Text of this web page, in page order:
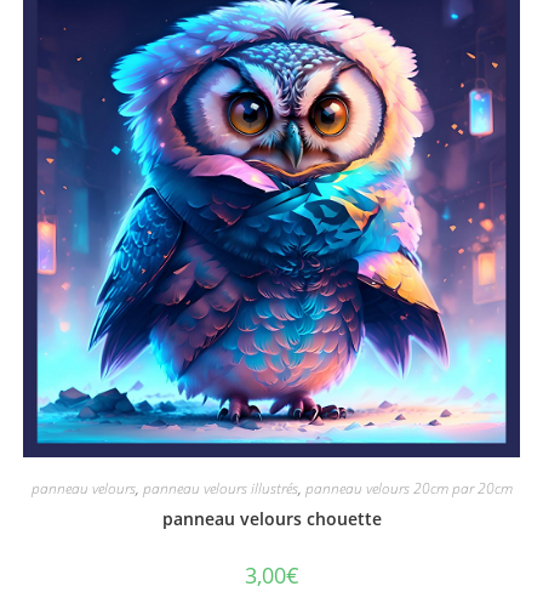
panneau velours, panneau velours illustrés, panneau velours 20cm par 20cm
panneau velours chouette
3,00€